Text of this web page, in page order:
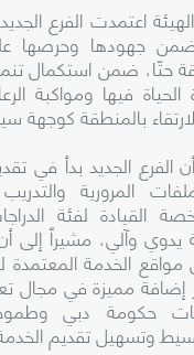
اعتمدت الفرع
ضمن جهودها وحرصها
حتّا، ضمن استكمال
فيها ومواكبة
بالمنطقة كوجهة
الجديد بدأ في
المرورية
القيادة لفئة
وآلي، مشيراً إلى أن
رقم 27 من مواقع الخدمة
إضافة مميزة في مجال
حكومة دبي
وتسهيل تقديم